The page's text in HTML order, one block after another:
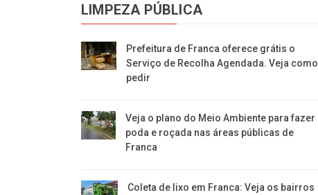
LIMPEZA PÚBLICA
Prefeitura de Franca oferece grátis o
Serviço de Recolha Agendada. Veja como
pedir
Veja o plano do Meio Ambiente para fazer
poda e roçada nas áreas públicas de
Franca
Coleta de lixo em Franca: Veja os bairros